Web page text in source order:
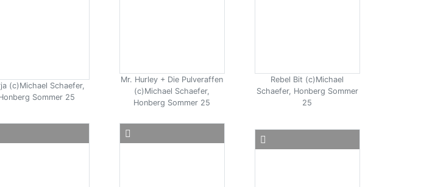
(c)Michael Schaefer,
Sommer 25
Mr. Hurley + Die Pulveraffen
(c)Michael Schaefer,
Honberg Sommer 25
Rebel Bit (c)Michael
Schaefer, Honberg Sommer
25